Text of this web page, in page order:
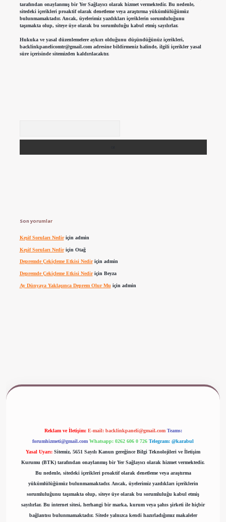
tarafından onaylanmış bir Yer Sağlayıcı olarak hizmet vermektedir. Bu nedenle,
sitedeki içerikleri proaktif olarak denetleme veya araştırma yükümlülüğümüz
bulunmamaktadır. Ancak, üyelerimiz yazdıkları içeriklerin sorumluluğunu
taşımakta olup, siteye üye olarak bu sorumluluğu kabul etmiş sayılırlar.
Hukuka ve yasal düzenlemelere aykırı olduğunu düşündüğünüz içerikleri,
backlinkpanelicomtr@gmail.comadresine bildirmeniz halinde, ilgili içerikler yasal
süre içerisinde sitemizden kaldırılacaktır.
Son yorumlar
Keşif Soruları Nediriçin admin
Keşif Soruları Nediriçin Otağ
Depremde Çekiçleme Etkisi Nediriçin admin
Depremde Çekiçleme Etkisi Nediriçin Beyza
Ay Dünyaya Yaklaşınca Deprem Olur Mu için admin
Reklam ve İletişim: E-mail: backlinkpaneli@gmail.com Teams:
forumhizmeti@gmail.com Whatsapp: 0262 606 0 726 Telegram: @karabul
Yasal Uyarı: Sitemiz, 5651 Sayılı Kanun gereğince Bilgi Teknolojileri ve İletişim
Kurumu (BTK) tarafından onaylanmış bir Yer Sağlayıcı olarak hizmet vermektedir.
Bu nedenle, sitedeki içerikleri proaktif olarak denetleme veya araştırma
yükümlülüğümüz bulunmamaktadır. Ancak, üyelerimiz yazdıkları içeriklerin
sorumluluğunu taşımakta olup, siteye üye olarak bu sorumluluğu kabul etmiş
sayılırlar. Bu internet sitesi, herhangi bir marka, kurum veya şahıs şirketi ile hiçbir
bağlantısı bulunmamaktadır. Sitede yalnızca kendi hazırladığımız makaleler